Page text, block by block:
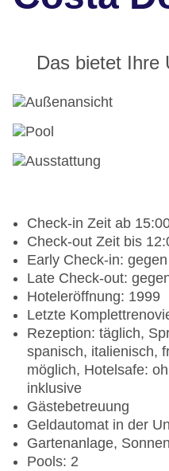
Das bietet Ihre
Check-in Zeit ab
Check-out Zeit bis
Early Check-in:
Late Check-out:
Hoteleröffnung: 1999
Letzte
Rezeption: täglich,
spanisch, italienisch,
möglich, Hotelsafe:
inklusive
Gästebetreuung
Geldautomat in der
Gartenanlage,
Pools: 2